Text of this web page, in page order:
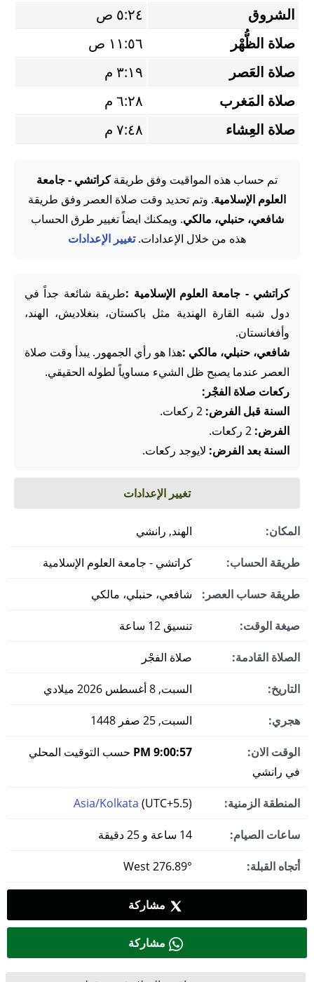
الشروق
٥:٢٤ ص
صلاة الظُّهْر
١١:٥٦ ص
صلاة العَصر
٣:١٩ م
صلاة المَغرب
٦:٢٨ م
صلاة العِشاء
٧:٤٨ م
تم حساب هذه المواقيت وفق طريقةكراتشي - جامعة
العلوم الإسلامية. وتم تحديد وقت صلاة العصر وفق طريقة
شافعي، حنبلي، مالكي. ويمكنك ايضاً تغيير طرق الحساب
هذه من خلال الإعدادات.تغيير الإعدادات
كراتشي - جامعة العلوم الإسلامية :طريقة شائعة جداً في
دول شبه القارة الهندية مثل باكستان، بنغلاديش، الهند،
وأفغانستان.
شافعي، حنبلي، مالكي :هذا هو رأي الجمهور. يبدأ وقت صلاة
العصر عندما يصبح ظل الشيء مساوياً لطوله الحقيقي.
ركعات صلاة الفجْر:
السنة قبل الفرض:
الفرض:
السنة بعد الفرض: لايوجد ركعات.
تغيير الإعدادات
المكان: الهند, رانشي
طريقة الحساب: كراتشي - جامعة العلوم الإسلامية
طريقة حساب العصر: شافعي، حنبلي، مالكي
صيغة الوقت: تنسيق 12 ساعة
الصلاة القادمة: صلاة الفجْر
التاريخ: السبت, 8 أغسطس 2026 ميلادي
هجري: السبت, 25 صفر 1448
الوقت الان: 9:00:58 PM
حسب التوقيت المحلي
في رانشي
المنطقة الزمنية: Asia/Kolkata (UTC+5.5)
ساعات الصيام:
أتجاه القبلة:
مشاركة
مشاركة